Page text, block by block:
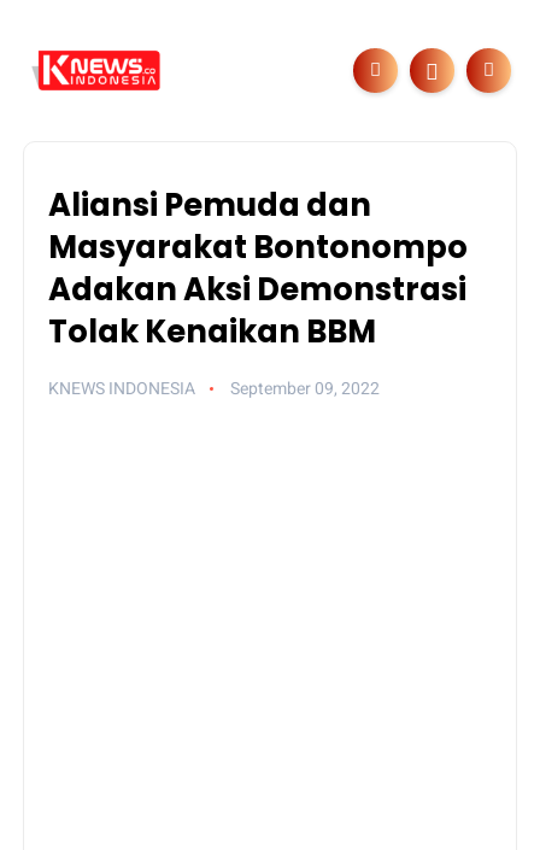
Aliansi Pemuda dan
Masyarakat Bontonompo
Adakan Aksi Demonstrasi
Tolak Kenaikan BBM
KNEWS INDONESIA September 09, 2022